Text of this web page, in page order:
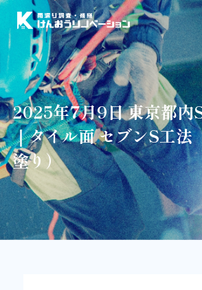
2025年7月9日 東京都
｜タイル面 セブンS工法
塗り）